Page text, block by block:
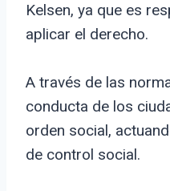
Kelsen, ya que es
aplicar el derecho.
A través de las
conducta de los
orden social,
de control social.